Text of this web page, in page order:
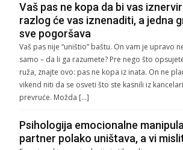
Vaš pas ne kopa da bi vas
razlog će vas iznenaditi, a jedna
sve pogoršava
Vaš pas nije “uništio” baštu. On vam je upravo
samo – da li ga razumete? Pre nego što
ruža, znajte ovo: pas ne kopa iz inata. On ne
vikend niti da se osveti što ste kasnili iz
prevruće. Možda […]
Psihologija emocionalne
partner polako uništava, a vi